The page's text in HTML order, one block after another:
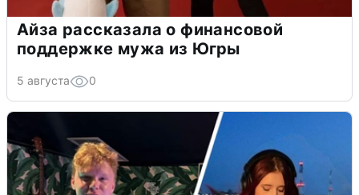
Айза рассказала о финансовой
поддержке мужа из Югры
5 августа 0